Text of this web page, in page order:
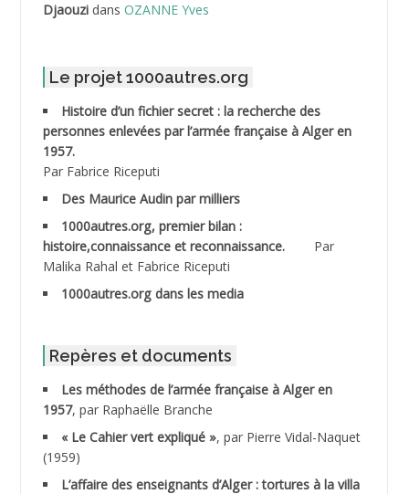
ABDELLI Mohamed *
ABDELMOUMENE Ahmed
ABDESMED Mohamed ben Kaddour
ABDESSELAMI Kouider
ABDESSLEM Ahmed dit le Coiffeur
ABDOUDOU
ABID Mohamed
ABNOUN Salah
ACHACHE M.*
ACHLAF Ali
Djaouzidans OZANNE Yves
Le projet 1000autres.org
Histoire d’un fichier secret : la recherche des
personnes enlevées par l’armée française à Alger en
1957.
Par Fabrice Riceputi
Des Maurice Audin par milliers
1000autres.org, premier bilan :
histoire,connaissance et reconnaissance.
Par
Malika Rahal et Fabrice Riceputi
1000autres.org dans les media
Repères et documents
Les méthodes de l’armée française à Alger en
1957, par Raphaëlle Branche
« Le Cahier vert expliqué », par Pierre Vidal-Naquet
(1959)
L’affaire des enseignants d’Alger : tortures à la villa